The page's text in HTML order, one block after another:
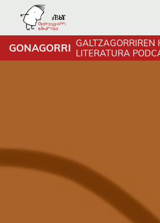
GONAGORRI GALTZAGORRIREN
LITERATURA